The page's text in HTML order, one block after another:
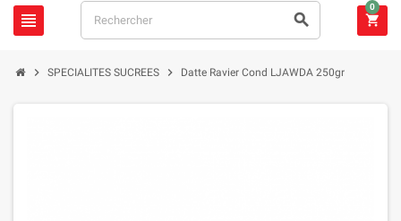
  
0
 SPECIALITES SUCREES  Datte Ravier Cond LJAWDA 250gr